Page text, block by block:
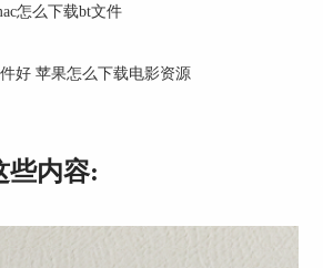
右下角的“+”号，就会添加新
怎么下载bt文件
好 苹果怎么下载电影资源
些内容: